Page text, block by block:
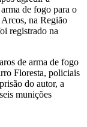
de fogo para o
na Região
registrado na
de arma de fogo
Floresta, policiais
do autor, a
munições